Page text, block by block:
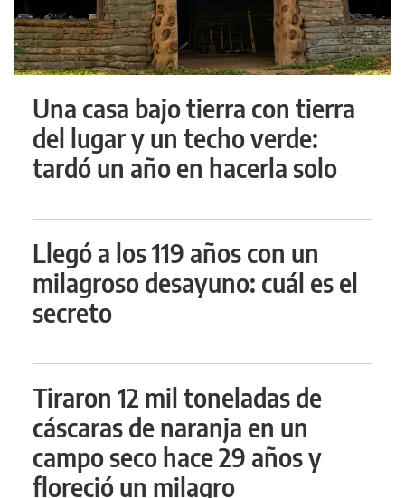
Una casa bajo tierra con tierra
del lugar y un techo verde:
tardó un año en hacerla solo
Llegó a los 119 años con un
milagroso desayuno: cuál es el
secreto
Tiraron 12 mil toneladas de
cáscaras de naranja en un
campo seco hace 29 años y
floreció un milagro